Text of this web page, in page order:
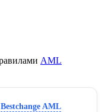
AML
Bestchange AML